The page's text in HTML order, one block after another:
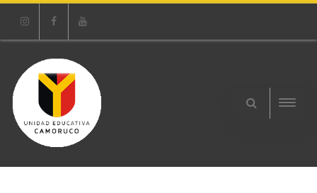
InstagramFacebook